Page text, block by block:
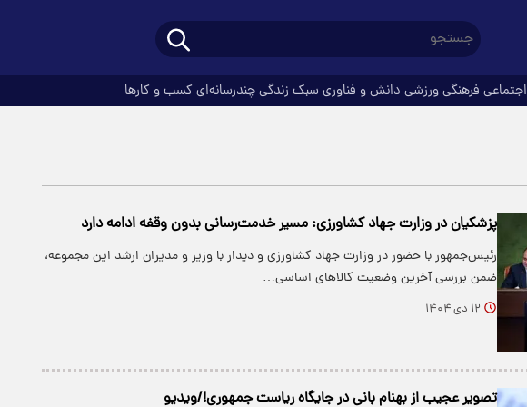
اجتماعی فرهنگیورزشی دانش و فناوری سبک زندگیچندرسانه‌ای کسب و کارها
پزشکیان در وزارت جهاد کشاورزی: مسیر خدمت‌رسانی بدون وقفه ادامه دارد
رئیس‌جمهور با حضور در وزارت جهاد کشاورزی و دیدار با وزیر و مدیران ارشد این مجموعه،
ضمن بررسی آخرین وضعیت کالاهای اساسی…
۱۲ دی ۱۴۰۴
تصویر عجیب از بهنام بانی در جایگاه ریاست جمهوری!/ویدیو